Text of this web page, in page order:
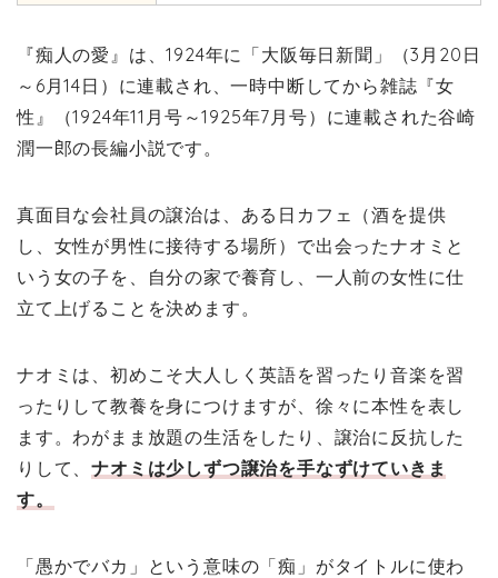
『痴人の愛』は、1924年に「大阪毎日新聞」（3月20日
～6月14日）に連載され、一時中断してから雑誌『女
性』（1924年11月号～1925年7月号）に連載された谷崎
潤一郎の長編小説です。
真面目な会社員の譲治は、ある日カフェ（酒を提供
し、女性が男性に接待する場所）で出会ったナオミと
いう女の子を、自分の家で養育し、一人前の女性に仕
立て上げることを決めます。
ナオミは、初めこそ大人しく英語を習ったり音楽を習
ったりして教養を身につけますが、徐々に本性を表し
ます。わがまま放題の生活をしたり、譲治に反抗した
りして、ナオミは少しずつ譲治を手なずけていきま
す。
「愚かでバカ」という意味の「痴」がタイトルに使わ